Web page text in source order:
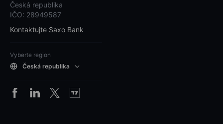
Česká republika
IČO: 28949587
Kontaktujte Saxo Bank
Vyberte region
Česká republika